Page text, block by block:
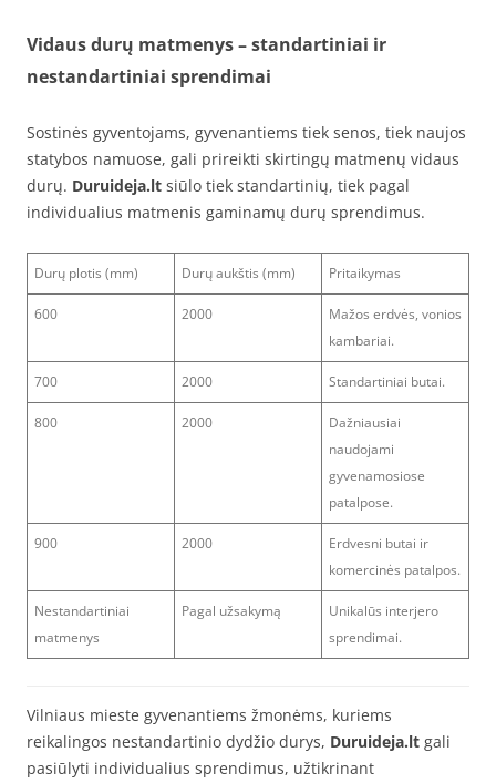
Vidaus durų matmenys – standartiniai ir
nestandartiniai sprendimai
Sostinės gyventojams, gyvenantiems tiek senos, tiek naujos
statybos namuose, gali prireikti skirtingų matmenų vidaus
durų. Duruideja.lt siūlo tiek standartinių, tiek pagal
individualius matmenis gaminamų durų sprendimus.
Durų plotis (mm) Durų aukštis (mm) Pritaikymas
600 2000
Mažos erdvės, vonios
kambariai.
700 2000 Standartiniai butai.
800 2000
Dažniausiai
naudojami
gyvenamosiose
patalpose.
900 2000
Erdvesni butai ir
komercinės patalpos.
Nestandartiniai
matmenys
Pagal užsakymą
Unikalūs interjero
sprendimai.
Vilniaus mieste gyvenantiems žmonėms, kuriems
reikalingos nestandartinio dydžio durys, Duruideja.lt gali
pasiūlyti individualius sprendimus, užtikrinant